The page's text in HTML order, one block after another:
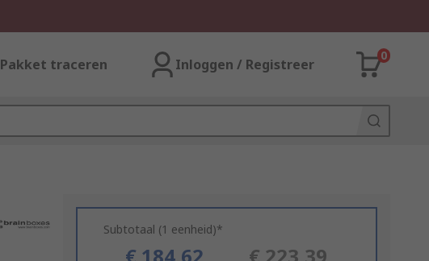
Pakket traceren Inloggen / Registreer
0
Subtotaal (1 eenheid)*